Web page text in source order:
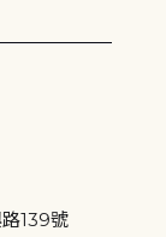
139號